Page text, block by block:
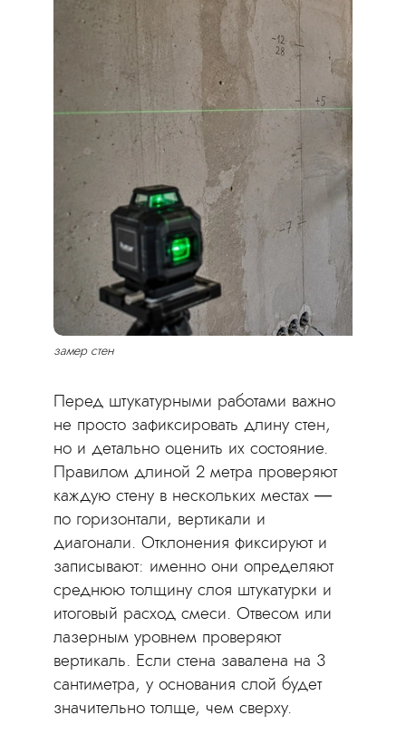
замер стен
Перед штукатурными работами важно
не просто зафиксировать длину стен,
но и детально оценить их состояние.
Правилом длиной 2 метра проверяют
каждую стену в нескольких местах —
по горизонтали, вертикали и
диагонали. Отклонения фиксируют и
записывают: именно они определяют
среднюю толщину слоя штукатурки и
итоговый расход смеси. Отвесом или
лазерным уровнем проверяют
вертикаль. Если стена завалена на 3
сантиметра, у основания слой будет
значительно толще, чем сверху.